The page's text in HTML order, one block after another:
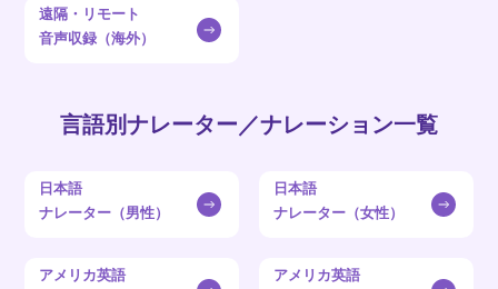
遠隔・リモート
音声収録（海外）
言語別ナレーター／ナレーション一覧
日本語
ナレーター（男性）
日本語
ナレーター（女性）
アメリカ英語
アメリカ英語